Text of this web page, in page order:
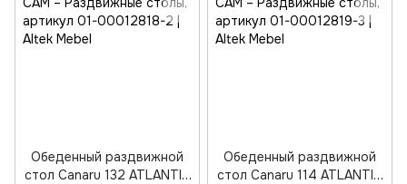
Обеденный раздвижной
стол Canaru 132 ATLANTIC
Обеденный раздвижной
стол Canaru 114 ATLANTIC